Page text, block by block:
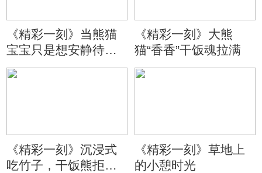
《精彩一刻》当熊猫
宝宝只是想安静待会
儿
《精彩一刻》大熊
猫“香香”干饭魂拉满
《精彩一刻》沉浸式
吃竹子，干饭熊拒绝
《精彩一刻》草地上
的小憩时光